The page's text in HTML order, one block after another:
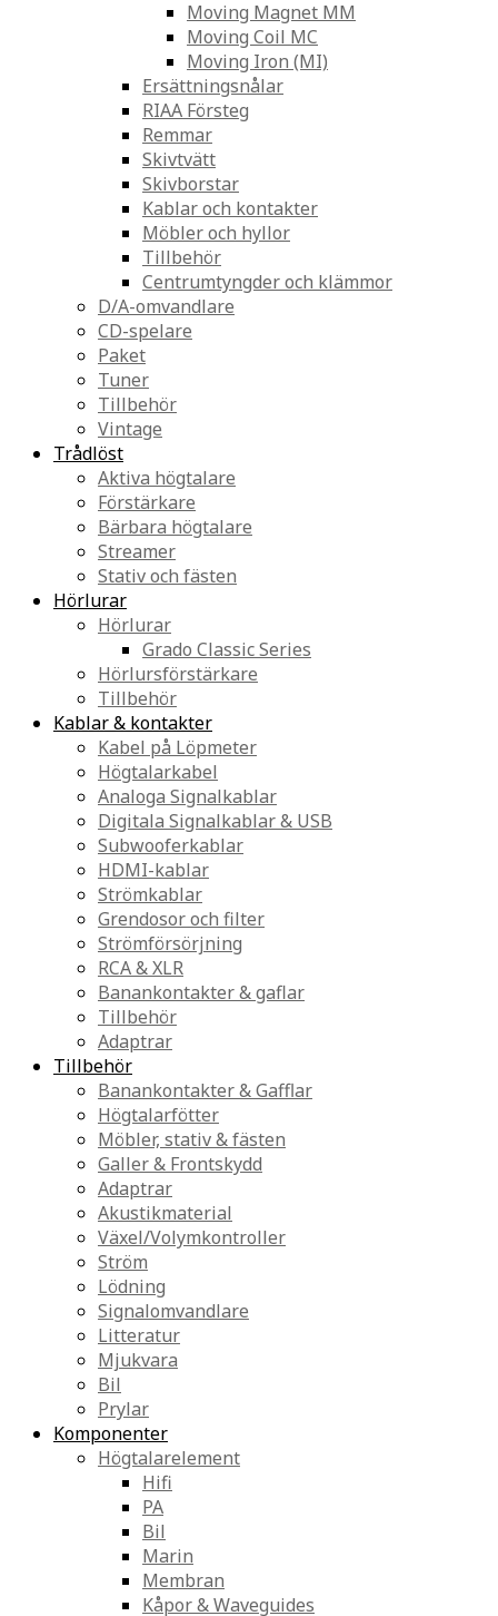
Moving Magnet MM
Moving Coil MC
Moving Iron (MI)
Ersättningsnålar
RIAA Försteg
Remmar
Skivtvätt
Skivborstar
Kablar och kontakter
Möbler och hyllor
Tillbehör
Centrumtyngder och klämmor
D/A-omvandlare
CD-spelare
Paket
Tuner
Tillbehör
Vintage
Trådlöst
Aktiva högtalare
Förstärkare
Bärbara högtalare
Streamer
Stativ och fästen
Hörlurar
Hörlurar
Grado Classic Series
Hörlursförstärkare
Tillbehör
Kablar & kontakter
Kabel på Löpmeter
Högtalarkabel
Analoga Signalkablar
Digitala Signalkablar & USB
Subwooferkablar
HDMI-kablar
Strömkablar
Grendosor och filter
Strömförsörjning
RCA & XLR
Banankontakter & gaflar
Tillbehör
Adaptrar
Tillbehör
Banankontakter & Gafflar
Högtalarfötter
Möbler, stativ & fästen
Galler & Frontskydd
Adaptrar
Akustikmaterial
Växel/Volymkontroller
Ström
Lödning
Signalomvandlare
Litteratur
Mjukvara
Bil
Prylar
Komponenter
Högtalarelement
Hifi
PA
Bil
Marin
Membran
Kåpor & Waveguides